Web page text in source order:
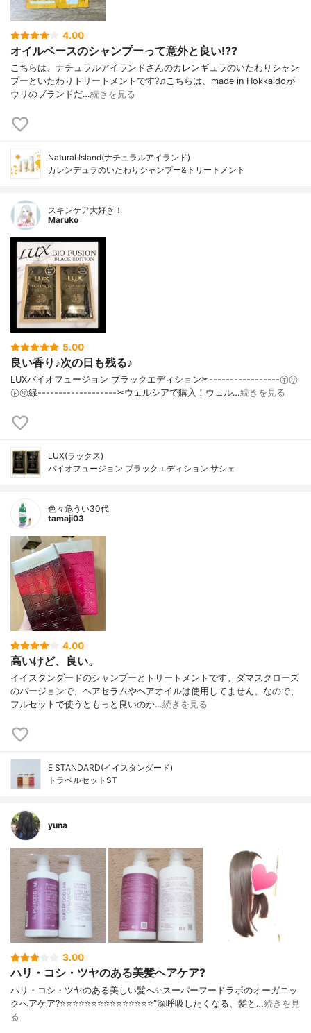
4.00
オイルベースのシャンプーって意外と良い⁉️?
こちらは、ナチュラルアイランドさんのカレンギュラのいたわりシャン
プーといたわりトリートメントです?♫こちらは、made in Hokkaidoが
ウリのブランドだ…続きを見る
Natural Island(ナチュラルアイランド)
カレンデュラのいたわりシャンプー&トリートメント
スキンケア大好き！
Maruko
5.00
良い香り♪次の日も残る♪
LUXバイオフュージョン ブラックエディション✂︎-----------------㋖㋷
㋣㋷線-------------------✂︎ウェルシアで購入！ウェル…続きを見る
LUX(ラックス)
バイオフュージョン ブラックエディション サシェ
色々危うい30代
tamaji03
4.00
高いけど、良い。
イイスタンダードのシャンプーとトリートメントです。ダマスクローズ
のバージョンで、ヘアセラムやヘアオイルは使用してません。なので、
フルセットで使うともっと良いのか…続きを見る
E STANDARD(イイスタンダード)
トラベルセットST
yuna
3.00
ハリ・コシ・ツヤのある美髪ヘアケア?
ハリ・コシ・ツヤのある美しい髪へ✨スーパーフードラボのオーガニッ
クヘアケア?⭐️⭐️⭐️⭐️⭐️⭐️⭐️⭐️⭐️⭐️⭐️⭐️⭐️⭐️⭐️"深呼吸したくなる、髪と…続きを見
る